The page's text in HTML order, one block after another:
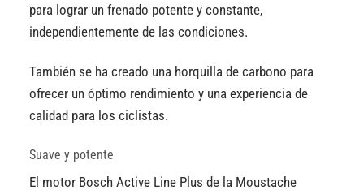
para lograr un frenado potente y constante,
independientemente de las condiciones.
También se ha creado una horquilla de carbono para
ofrecer un óptimo rendimiento y una experiencia de
calidad para los ciclistas.
Suave y potente
El motor Bosch Active Line Plus de la Moustache